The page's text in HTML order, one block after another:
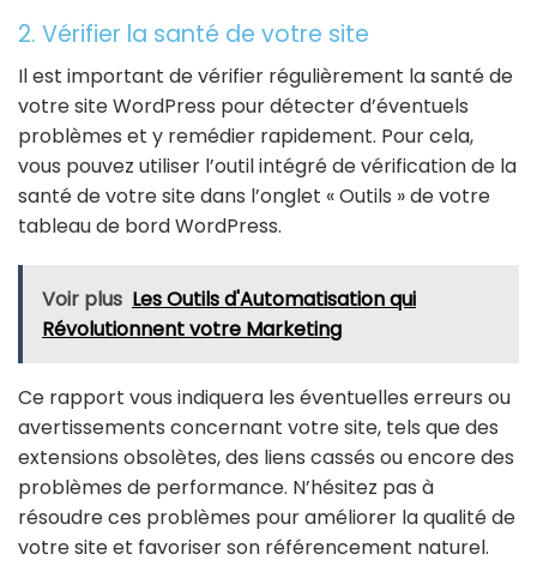
2. Vérifier la santé de votre site
Il est important de vérifier régulièrement la santé de
votre site WordPress pour détecter d’éventuels
problèmes et y remédier rapidement. Pour cela,
vous pouvez utiliser l’outil intégré de vérification de la
santé de votre site dans l’onglet « Outils » de votre
tableau de bord WordPress.
Voir plus Les Outils d'Automatisation qui
Révolutionnent votre Marketing
Ce rapport vous indiquera les éventuelles erreurs ou
avertissements concernant votre site, tels que des
extensions obsolètes, des liens cassés ou encore des
problèmes de performance. N’hésitez pas à
résoudre ces problèmes pour améliorer la qualité de
votre site et favoriser son référencement naturel.